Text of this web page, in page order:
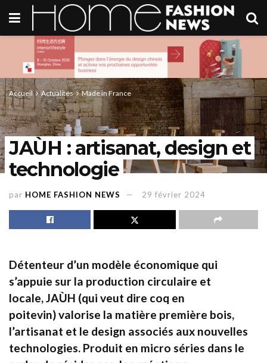
Accueil Actualités Made in France
JAÙH : artisanat, design et
technologie
par HOME FASHION NEWS 29 février 2024
Détenteur d’un modèle économique qui
s’appuie sur la production circulaire et
locale,JAÙH (qui veut dire coq en
poitevin) valorise la matière première bois,
l’artisanat et le design associés aux nouvelles
technologies. Produit en micro séries dans le